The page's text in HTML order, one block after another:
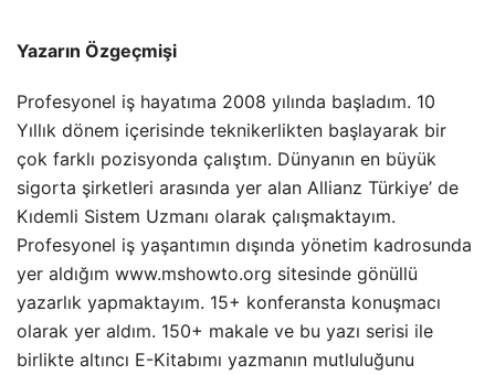
Yazarın Özgeçmişi
Profesyonel iş hayatıma 2008 yılında başladım. 10
Yıllık dönem içerisinde teknikerlikten başlayarak bir
çok farklı pozisyonda çalıştım. Dünyanın en büyük
sigorta şirketleri arasında yer alan Allianz Türkiye’ de
Kıdemli Sistem Uzmanı olarak çalışmaktayım.
Profesyonel iş yaşantımın dışında yönetim kadrosunda
yer aldığım www.mshowto.org sitesinde gönüllü
yazarlık yapmaktayım. 15+ konferansta konuşmacı
olarak yer aldım. 150+ makale ve bu yazı serisi ile
birlikte altıncı E-Kitabımı yazmanın mutluluğunu